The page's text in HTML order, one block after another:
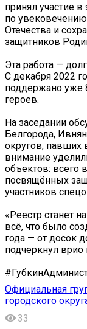
принял участие
по
Отечества и
защитников
Эта работа —
С декабря 2022
поддержано уже
героев.
На заседании
Белгорода,
округов, павших
внимание
объектов: всего
посвящённых
участников
«Реестр станет
всё, что было
года — от досок
подчеркнул врио
Официальная
городского
33